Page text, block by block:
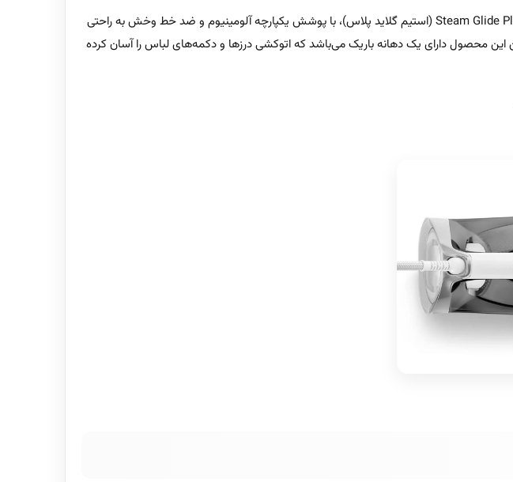
بدنه اتو بخار فیلیپس مدل GC4537 از جنس پلاستیک با متریال مرغوب بوده و به دلیل داشتن کفی Steam Glide Plus (استیم گلاید پلاس)، با پوشش یکپارچه آلومینیوم و ضد خط‌‌ وخش به راحتی
محصول دارای یک دهانه باریک می‌باشد که اتوکشی درزها و دکمه‌های لباس را آسان کرده